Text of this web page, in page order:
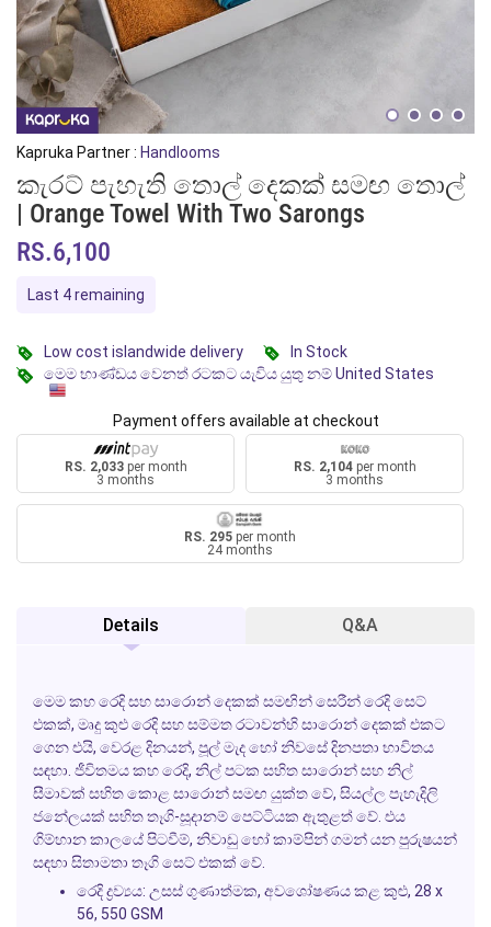
Kapruka Partner : Handlooms
කැරට් පැහැති තොල් දෙකක් සමඟ තොල්
| Orange Towel With Two Sarongs
RS.6,100
Last 4 remaining
Low cost islandwide delivery
In Stock
මෙම භාණ්ඩය වෙනත් රටකට යැවිය යුතු නම් United States
Payment offers available at checkout
RS. 2,033per month
3 months
RS. 2,104per month
3 months
RS. 295 per month
24 months
Details Q&A
මෙම කහ රෙදි සහ සාරොන් දෙකක් සමඟින් සෙරීන් රෙදි සෙට්
එකක්, මෘදු කුළු රෙදි සහ සම්මත රටාවන්හි සාරොන් දෙකක් එකට
ගෙන එයි, වෙරළ දිනයන්, පූල් මැද හෝ නිවසේ දිනපතා භාවිතය
සඳහා. ජීවිතමය කහ රෙදි, නිල් පටක සහිත සාරොන් සහ නිල්
සීමාවක් සහිත කොළ සාරොන් සමඟ යුක්ත වේ, සියල්ල පැහැදිලි
ජනේලයක් සහිත තෑගි-සූදානම් පෙට්ටියක ඇතුළත් වේ. එය
ගිම්හාන කාලයේ පිටවීම්, නිවාඩු හෝ කාම්පින් ගමන් යන පුරුෂයන්
සඳහා සිතාමතා තෑගි සෙට් එකක් වේ.
රෙදි ද්‍රව්‍යය: උසස් ගුණාත්මක, අවශෝෂණය කළ කුළු, 28 x
56, 550 GSM